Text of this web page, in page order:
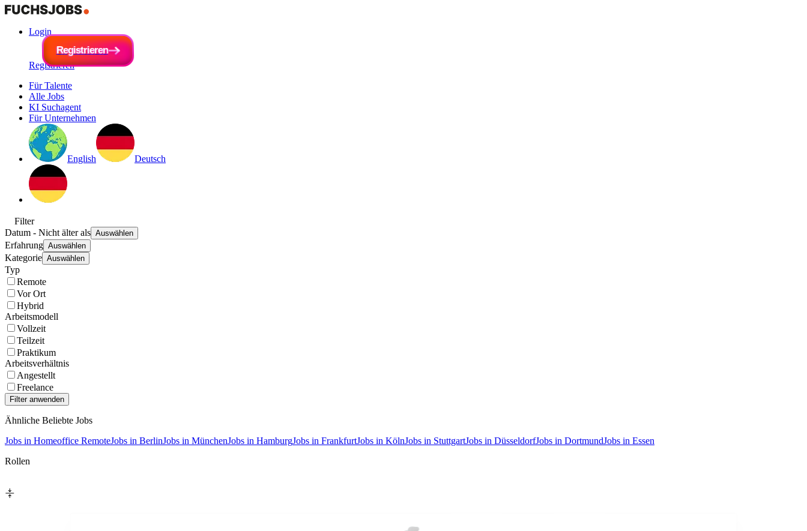
Login
Registrieren
Registrieren
Registrieren
Für Talente
Alle Jobs
KI Suchagent
Für Unternehmen
English Deutsch
Filter
Datum - Nicht älter als Auswählen
Erfahrung Auswählen
Kategorie Auswählen
Typ
Remote
Vor Ort
Hybrid
Arbeitsmodell
Vollzeit
Teilzeit
Praktikum
Arbeitsverhältnis
Angestellt
Freelance
Ähnliche Beliebte Jobs
Jobs in Homeoffice RemoteJobs in BerlinJobs in MünchenJobs in HamburgJobs in FrankfurtJobs in KölnJobs in StuttgartJobs in DüsseldorfJobs in DortmundJobs in Essen
Rollen